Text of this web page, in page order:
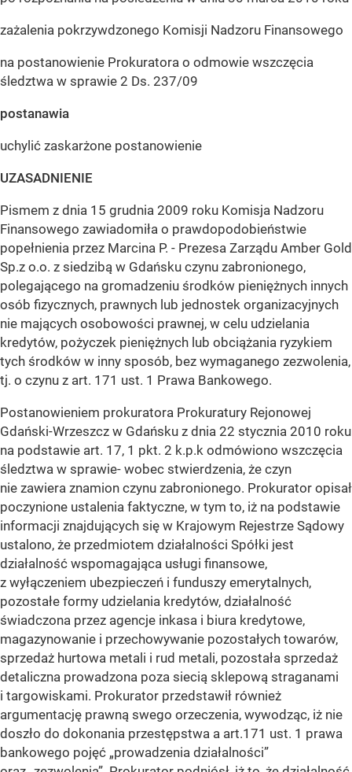
zażalenia pokrzywdzonego Komisji Nadzoru Finansowego
na postanowienie Prokuratora o odmowie wszczęcia
śledztwa w sprawie 2 Ds. 237/09
postanawia
uchylić zaskarżone postanowienie
UZASADNIENIE
Pismem z dnia 15 grudnia 2009 roku Komisja Nadzoru
Finansowego zawiadomiła o prawdopodobieństwie
popełnienia przez Marcina P. - Prezesa Zarządu Amber Gold
Sp.z o.o. z siedzibą w Gdańsku czynu zabronionego,
polegającego na gromadzeniu środków pieniężnych innych
osób fizycznych, prawnych lub jednostek organizacyjnych
nie mających osobowości prawnej, w celu udzielania
kredytów, pożyczek pieniężnych lub obciążania ryzykiem
tych środków w inny sposób, bez wymaganego zezwolenia,
tj. o czynu z art. 171 ust. 1 Prawa Bankowego.
Postanowieniem prokuratora Prokuratury Rejonowej
Gdański-Wrzeszcz w Gdańsku z dnia 22 stycznia 2010 roku
na podstawie art. 17, 1 pkt. 2 k.p.k odmówiono wszczęcia
śledztwa w sprawie- wobec stwierdzenia, że czyn
nie zawiera znamion czynu zabronionego. Prokurator opisał
poczynione ustalenia faktyczne, w tym to, iż na podstawie
informacji znajdujących się w Krajowym Rejestrze Sądowy
ustalono, że przedmiotem działalności Spółki jest
działalność wspomagająca usługi finansowe,
z wyłączeniem ubezpieczeń i funduszy emerytalnych,
pozostałe formy udzielania kredytów, działalność
świadczona przez agencje inkasa i biura kredytowe,
magazynowanie i przechowywanie pozostałych towarów,
sprzedaż hurtowa metali i rud metali, pozostała sprzedaż
detaliczna prowadzona poza siecią sklepową straganami
i targowiskami. Prokurator przedstawił również
argumentację prawną swego orzeczenia, wywodząc, iż nie
doszło do dokonania przestępstwa a art.171 ust. 1 prawa
bankowego pojęć „prowadzenia działalności”